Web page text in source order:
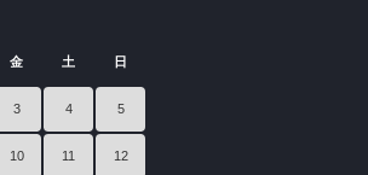
金 土 日
3 4 5
10 11 12